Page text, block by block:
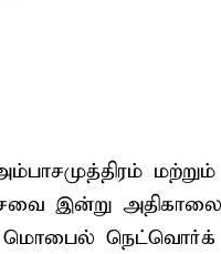
மற்றும்
இன்று அதிகாலை
மொபைல்